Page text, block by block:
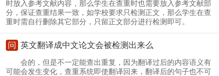
时放入参考文献内容，那么学生在查重时也需要放入参考文献部
分，保证查重结果一致，如学校要求只检测正文，那么学生在查
重时需自行删除其它部分，只留正文部分进行检测即可。
问 英文翻译成中文论文会被检测出来么
会的，但是不一定能查出重复，因为翻译过后的内容语义有
可能会发生变化，查重系统即使翻译回来，翻译后的句子也不可